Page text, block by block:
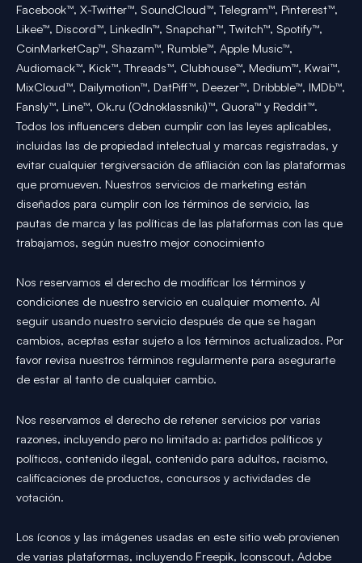
Facebook™, X-Twitter™, SoundCloud™, Telegram™, Pinterest™,
Likee™, Discord™, LinkedIn™, Snapchat™, Twitch™, Spotify™,
CoinMarketCap™, Shazam™, Rumble™, Apple Music™,
Audiomack™, Kick™, Threads™, Clubhouse™, Medium™, Kwai™,
MixCloud™, Dailymotion™, DatPiff™, Deezer™, Dribbble™, IMDb™,
Fansly™, Line™, Ok.ru (Odnoklassniki)™, Quora™ y Reddit™.
Todos los influencers deben cumplir con las leyes aplicables,
incluidas las de propiedad intelectual y marcas registradas, y
evitar cualquier tergiversación de afiliación con las plataformas
que promueven. Nuestros servicios de marketing están
diseñados para cumplir con los términos de servicio, las
pautas de marca y las políticas de las plataformas con las que
trabajamos, según nuestro mejor conocimiento
Nos reservamos el derecho de modificar los términos y
condiciones de nuestro servicio en cualquier momento. Al
seguir usando nuestro servicio después de que se hagan
cambios, aceptas estar sujeto a los términos actualizados. Por
favor revisa nuestros términos regularmente para asegurarte
de estar al tanto de cualquier cambio.
Nos reservamos el derecho de retener servicios por varias
razones, incluyendo pero no limitado a: partidos políticos y
políticos, contenido ilegal, contenido para adultos, racismo,
calificaciones de productos, concursos y actividades de
votación.
Los íconos y las imágenes usadas en este sitio web provienen
de varias plataformas, incluyendo Freepik, Iconscout, Adobe